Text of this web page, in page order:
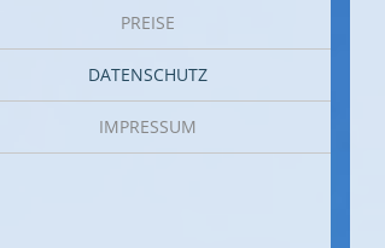
PREISE
DATENSCHUTZ
IMPRESSUM